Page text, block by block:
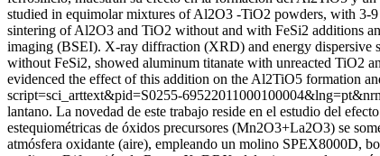
studied in equimolar mixtures of Al2O3 -TiO2 powders, with 3-
sintering of Al2O3 and TiO2 without and with FeSi2 additions
imaging (BSEI). X-ray diffraction (XRD) and energy dispersive
without FeSi2, showed aluminum titanate with unreacted TiO2
evidenced the effect of this addition on the Al2TiO5 formation
script=sci_arttext&pid=S0255-
lantano. La novedad de este trabajo reside en el estudio del
estequiométricas de óxidos precursores (Mn2O3+La2O3) se
atmósfera oxidante (aire), empleando un molino SPEX8000D,